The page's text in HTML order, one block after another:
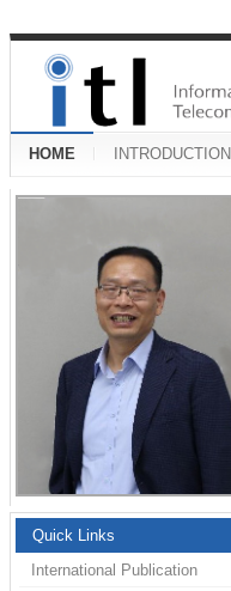
HOME INTRODUCTION
Quick Links
International Publication